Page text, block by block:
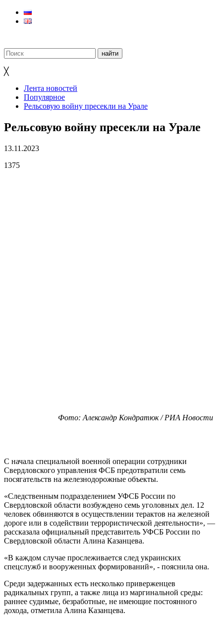
╳
Лента новостей
Популярное
Рельсовую войну пресекли на Урале
Рельсовую войну пресекли на Урале
13.11.2023
1375
Фото: Александр Кондратюк / РИА Новости
С начала специальной военной операции сотрудники
Свердловского управления ФСБ предотвратили семь
посягательств на железнодорожные объекты.
«Следственным подразделением УФСБ России по
Свердловской области возбуждено семь уголовных дел. 12
человек обвиняются в осуществлении терактов на железной
дороге или в содействии террористической деятельности», —
рассказала официальный представитель УФСБ России по
Свердловской области Алина Казанцева.
«В каждом случае прослеживается след украинских
спецслужб и вооруженных формирований», - пояснила она.
Среди задержанных есть несколько приверженцев
радикальных групп, а также лица из маргинальной среды:
раннее судимые, безработные, не имеющие постоянного
дохода, отметила Алина Казанцева.